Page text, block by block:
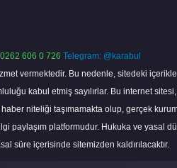
606 0 726 Telegram: @karabul
vermektedir. Bu nedenle, sitedeki
kabul etmiş sayılırlar. Bu internet
niteliği taşımamakta olup, gerçek
paylaşım platformudur. Hukuka ve yasal
süre içerisinde sitemizden kaldırılacaktır.